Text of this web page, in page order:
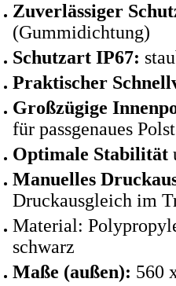
Zuverlässiger
(Gummidichtung)
Schutzart IP67:
Praktischer
Großzügige
für passgenaues
Optimale Stabilität
Manuelles
Druckausgleich im
Material:
schwarz
Maße (außen): 560